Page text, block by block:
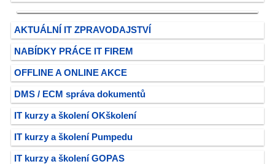
AKTUÁLNÍ IT ZPRAVODAJSTVÍ
NABÍDKY PRÁCE IT FIREM
OFFLINE A ONLINE AKCE
DMS / ECM správa dokumentů
IT kurzy a školení OKškolení
IT kurzy a školení Pumpedu
IT kurzy a školení GOPAS